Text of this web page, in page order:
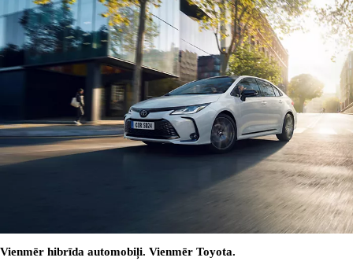
Vienmēr hibrīda automobiļi. Vienmēr Toyota.